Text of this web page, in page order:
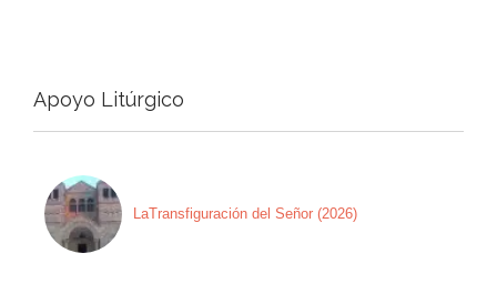
Apoyo Litúrgico
LaTransfiguración del Señor (2026)